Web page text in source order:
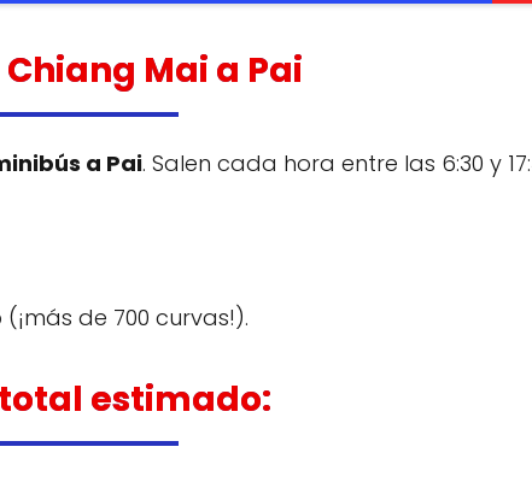
Chiang Mai a Pai
a Pai. Salen cada hora entre las 6:30 y
de 700 curvas!).
estimado: